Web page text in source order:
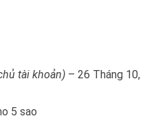
tài khoản) – 26 Tháng 10,
5 sao